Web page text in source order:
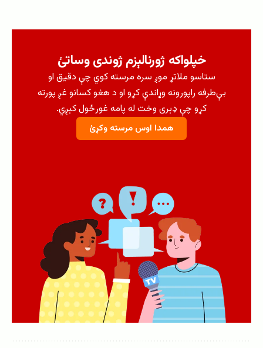
خپلواکه ژورنالېزم ژوندی وساتئ
ستاسو ملاتړ موږ سره مرسته کوي چې دقیق او
بې‌طرفه راپورونه وړاندې کړو او د هغو کسانو غږ پورته
کړو چې ډېری وخت له پامه غورځول کېږي.
همدا اوس مرسته وکړئ